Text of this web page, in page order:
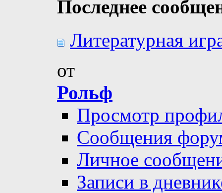
Последнее
Литературная
от
Рольф
Просмотр
Сообщения
Личное
Записи в